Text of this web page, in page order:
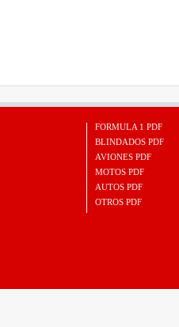
FORMULA 1 PDF
BLINDADOS PDF
AVIONES PDF
MOTOS PDF
AUTOS PDF
OTROS PDF